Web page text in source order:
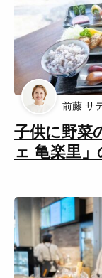
子供に野菜
ェ 亀楽里
前藤 サ